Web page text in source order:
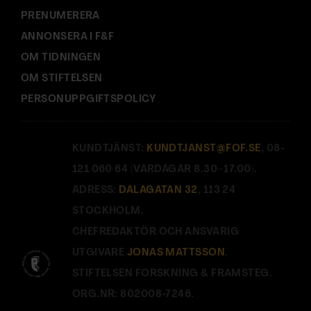
PRENUMERERA
ANNONSERA I F&F
OM TIDNINGEN
OM STIFTELSEN
PERSONUPPGIFTSPOLICY
KUNDTJÄNST: KUNDTJANST@FOF.SE , 08-
121 060 64 (VARDAGAR 8.30–17.00).
ADRESS: DALAGATAN 32 , 113 24
STOCKHOLM.
CHEFREDAKTÖR OCH ANSVARIG
UTGIVARE JONAS MATTSSON.
STIFTELSEN FORSKNING & FRAMSTEG.
ORG.NR: 802008-7246.